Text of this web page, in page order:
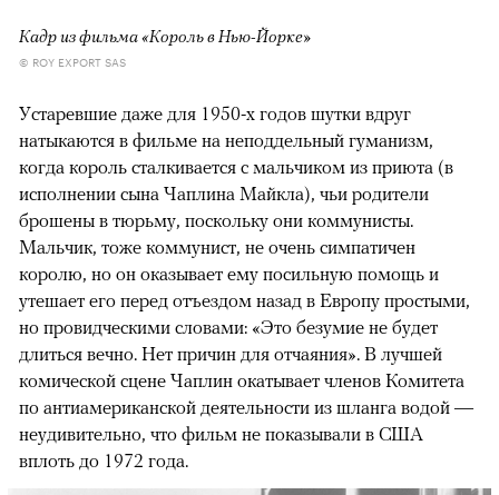
Кадр из фильма «Король в Нью-Йорке»
© ROY EXPORT SAS
Устаревшие даже для 1950-х годов шутки вдруг
натыкаются в фильме на неподдельный гуманизм,
когда король сталкивается с мальчиком из приюта (в
исполнении сына Чаплина Майкла), чьи родители
брошены в тюрьму, поскольку они коммунисты.
Мальчик, тоже коммунист, не очень симпатичен
королю, но он оказывает ему посильную помощь и
утешает его перед отъездом назад в Европу простыми,
но провидческими словами: «Это безумие не будет
длиться вечно. Нет причин для отчаяния». В лучшей
комической сцене Чаплин окатывает членов Комитета
по антиамериканской деятельности из шланга водой —
неудивительно, что фильм не показывали в США
вплоть до 1972 года.